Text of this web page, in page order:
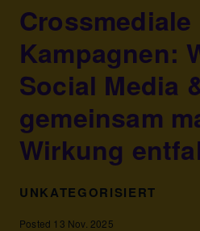
Crossmediale
Kampagnen:
Social Media
gemeinsam
Wirkung
UNKATEGORISIERT
Posted 13 Nov. 2025